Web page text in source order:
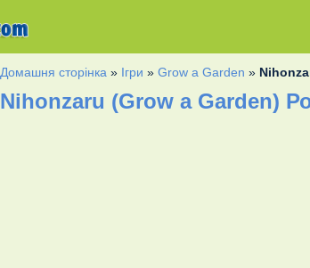
Домашня сторінка » Ігри »Grow a Garden »
Nihonzaru (Grow a Garden)